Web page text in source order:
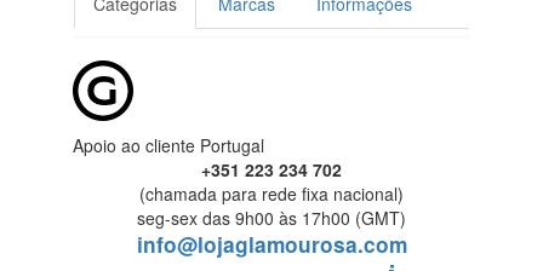
Apoio ao cliente Portugal
+351 223 234 702
(chamada para rede fixa nacional)
seg-sex das 9h00 às 17h00 (GMT)
info@lojaglamourosa.com